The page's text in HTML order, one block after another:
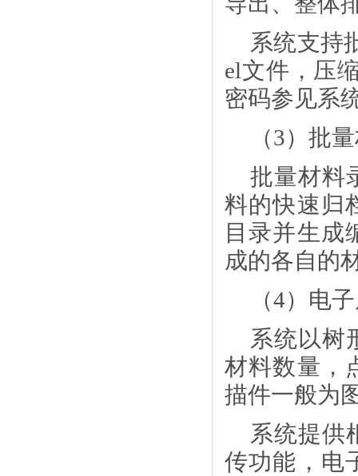
系统支持
el文件，压
密码参见系
（3）批
批量材料
料的快速归
目录并生成
成的各自的
（4）电
系统以树
材料数量，
描件一般为
系统提供
传功能，电